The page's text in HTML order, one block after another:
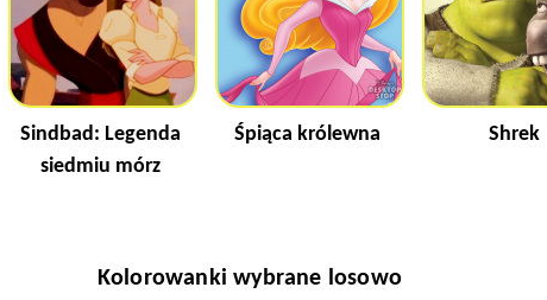
Sindbad: Legenda
siedmiu mórz
Śpiąca królewna Shrek
Kolorowanki wybrane losowo